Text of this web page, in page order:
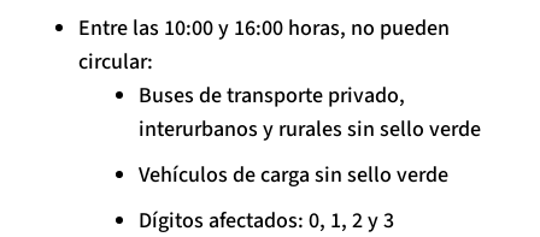
Entre las 10:00 y 16:00 horas, no pueden
circular:
Buses de transporte privado,
interurbanos y rurales sin sello verde
Vehículos de carga sin sello verde
Dígitos afectados: 0, 1, 2 y 3